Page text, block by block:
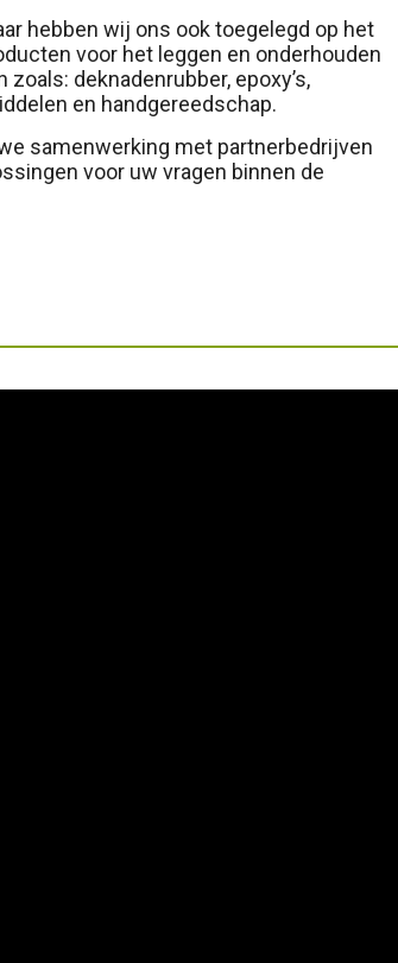
hebben wij ons ook toegelegd op het
voor het leggen en onderhouden
zoals: deknadenrubber, epoxy’s,
en handgereedschap.
samenwerking met partnerbedrijven
voor uw vragen binnen de